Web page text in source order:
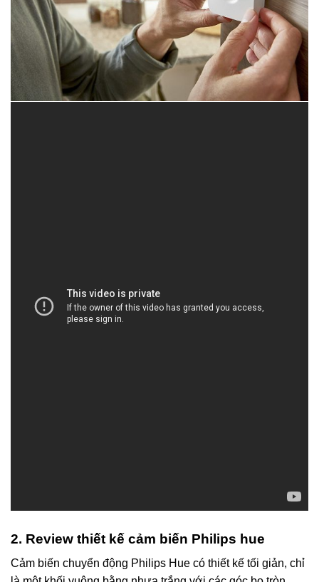
2. Review thiết kế cảm biến Philips hue
Cảm biến chuyển động Philips Hue có thiết kế tối giản, chỉ